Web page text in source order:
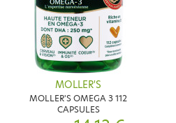
MOLLER'S
MOLLER'S OMEGA 3 112
CAPSULES